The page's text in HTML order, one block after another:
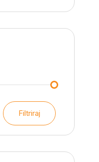
Min
cijena
Maks
cijena
Filtriraj